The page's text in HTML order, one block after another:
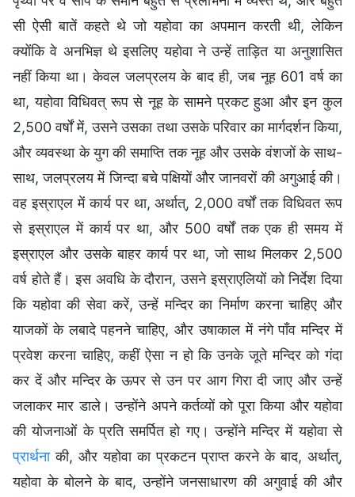
सी ऐसी बातें कहते थे जो यहोवा का अपमान करती थी, लेकिन
क्योंकि वे अनभिज्ञ थे इसलिए यहोवा ने उन्हें ताड़ित या अनुशासित
नहीं किया था। केवल जलप्रलय के बाद ही, जब नूह 601 वर्ष का
था, यहोवा विधिवत् रूप से नूह के सामने प्रकट हुआ और इन कुल
2,500 वर्षों में, उसने उसका तथा उसके परिवार का मार्गदर्शन किया,
और व्यवस्था के युग की समाप्ति तक नूह और उसके वंशजों के साथ-
साथ, जलप्रलय में जिन्दा बचे पक्षियों और जानवरों की अगुआई की।
वह इस्राएल में कार्य पर था, अर्थात्, 2,000 वर्षों तक विधिवत रूप
से इस्राएल में कार्य पर था, और 500 वर्षों तक एक ही समय में
इस्राएल और उसके बाहर कार्य पर था, जो साथ मिलकर 2,500
वर्ष होते हैं। इस अवधि के दौरान, उसने इस्राएलियों को निर्देश दिया
कि यहोवा की सेवा करें, उन्हें मन्दिर का निर्माण करना चाहिए और
याजकों के लबादे पहनने चाहिए, और उषाकाल में नंगे पाँव मन्दिर में
प्रवेश करना चाहिए, कहीं ऐसा न हो कि उनके जूते मन्दिर को गंदा
कर दें और मन्दिर के ऊपर से उन पर आग गिरा दी जाए और उन्हें
जलाकर मार डाले। उन्होंने अपने कर्तव्यों को पूरा किया और यहोवा
की योजनाओं के प्रति समर्पित हो गए। उन्होंने मन्दिर में यहोवा से
प्रार्थनाकी, और यहोवा का प्रकटन प्राप्त करने के बाद, अर्थात्,
यहोवा के बोलने के बाद, उन्होंने जनसाधारण की अगुवाई की और